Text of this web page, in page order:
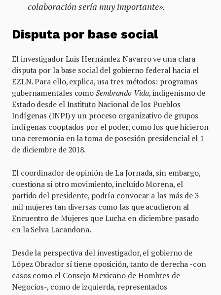
colaboración sería muy importante».
Disputa por base social
El investigador Luis Hernández Navarro ve una clara
disputa por la base social del gobierno federal hacia el
EZLN. Para ello, explica, usa tres métodos: programas
gubernamentales comoSembrando Vida, indigenismo de
Estado desde el Instituto Nacional de los Pueblos
Indígenas (INPI) y un proceso organizativo de grupos
indígenas cooptados por el poder, como los que hicieron
una ceremonia en la toma de posesión presidencial el 1
de diciembre de 2018.
El coordinador de opinión de La Jornada, sin embargo,
cuestiona si otro movimiento, incluido Morena, el
partido del presidente, podría convocar a las más de 3
mil mujeres tan diversas como las que acudieron al
Encuentro de Mujeres que Lucha en diciembre pasado
en la Selva Lacandona.
Desde la perspectiva del investigador, el gobierno de
López Obrador sí tiene oposición, tanto de derecha -con
casos como el Consejo Mexicano de Hombres de
Negocios-, como de izquierda, representados